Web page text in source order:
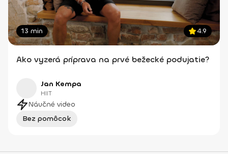
13 min 4.9
Ako vyzerá príprava na prvé bežecké podujatie?
Jan Kempa
HIIT
Náučné video
Bez pomôcok